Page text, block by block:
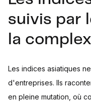
suivis par
la
Les indices asiatiques
d'entreprises. Ils
en pleine mutation, où